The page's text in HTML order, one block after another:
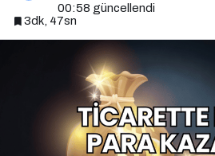
00:58 güncellendi
3dk, 47sn